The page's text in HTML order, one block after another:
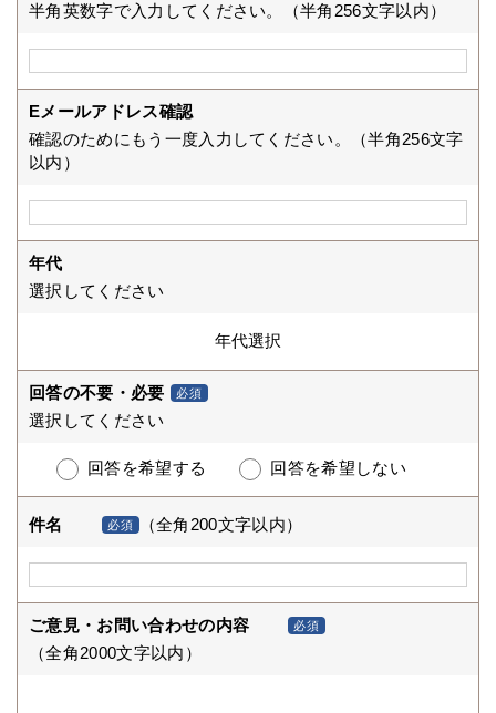
半角英数字で入力してください。（半角256文字以内）
Eメールアドレス確認
確認のためにもう一度入力してください。（半角256文字
以内）
年代
選択してください
回答の不要・必要 必須
選択してください
回答を希望する 回答を希望しない
件名 必須 （全角200文字以内）
ご意見・お問い合わせの内容 必須
（全角2000文字以内）